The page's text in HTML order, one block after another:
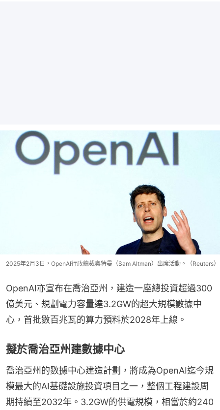
2025年2月3日，OpenAI行政總裁奧特曼（Sam Altman）出席活動。（Reuters）
OpenAI亦宣布在喬治亞州，建造一座總投資超過300
億美元、規劃電力容量達3.2GW的超大規模數據中
心，首批數百兆瓦的算力預料於2028年上線。
擬於喬治亞州建數據中心
喬治亞州的數據中心建造計劃，將成為OpenAI迄今規
模最大的AI基礎設施投資項目之一，整個工程建設周
期持續至2032年。3.2GW的供電規模，相當於約240